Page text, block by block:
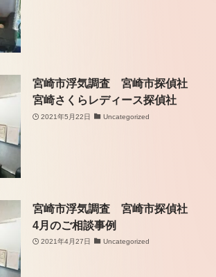
宮崎市浮気調査 宮崎市探偵社
宮崎さくらレディース探偵社
2021年5月22日 Uncategorized
宮崎市浮気調査 宮崎市探偵社
4月のご相談事例
2021年4月27日 Uncategorized